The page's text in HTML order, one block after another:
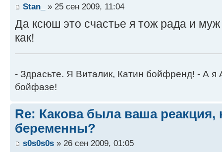
Stan_ » 25 сен 2009, 11:04
Да ксюш это счастье я тож рада и
как!
- Здрасьте. Я Виталик, Катин бойфренд! - А я
бойфазе!
Re: Какова была ваша реакция,
беременны?
s0s0s0s » 26 сен 2009, 01:05